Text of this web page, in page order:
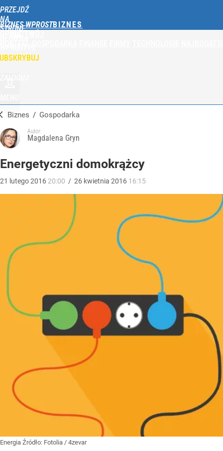
PRZEJDŹ
NA
STRONĘ
BIZNES WPROST
Biznes / Gospodarka
Autor:
Magdalena Gryn
Energetyczni domokrążcy
21 lutego2016 20:00 / 26 kwietnia 2016 16:15
Energia Źródło: Fotolia / 4zevar